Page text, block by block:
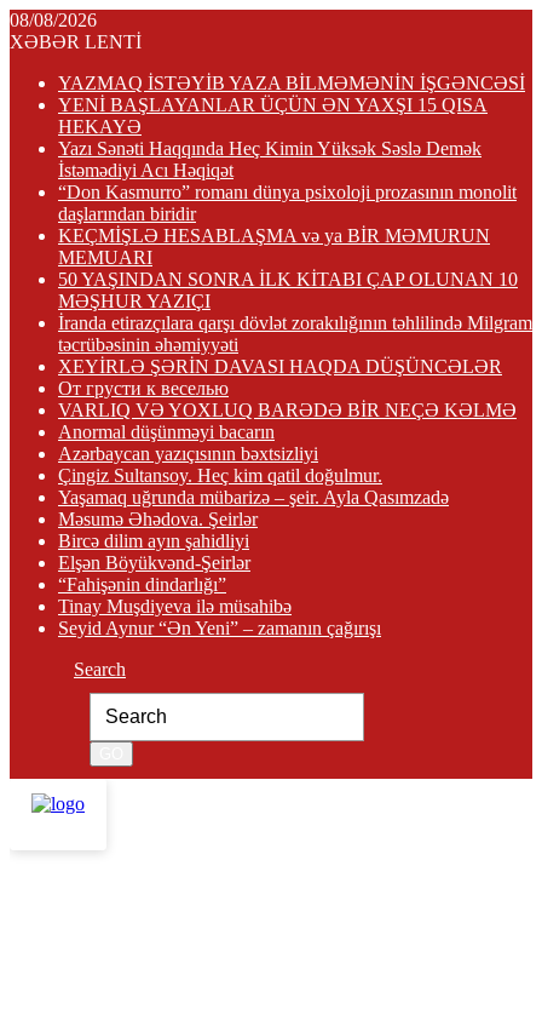
08/08/2026
XƏBƏR LENTİ
YAZMAQ İSTƏYİB YAZA BİLMƏMƏNİN İŞGƏNCƏSİ
YENİ BAŞLAYANLAR ÜÇÜN ƏN YAXŞI 15 QISA
HEKAYƏ
Yazı Sənəti Haqqında Heç Kimin Yüksək Səslə Demək
İstəmədiyi Acı Həqiqət
“Don Kasmurro” romanı dünya psixoloji prozasının monolit
daşlarından biridir
KEÇMİŞLƏ HESABLAŞMA və ya BİR MƏMURUN
MEMUARI
50 YAŞINDAN SONRA İLK KİTABI ÇAP OLUNAN 10
MƏŞHUR YAZIÇI
İranda etirazçılara qarşı dövlət zorakılığının təhlilində Milgram
təcrübəsinin əhəmiyyəti
XEYİRLƏ ŞƏRİN DAVASI HAQDA DÜŞÜNCƏLƏR
От грусти к веселью
VARLIQ VƏ YOXLUQ BARƏDƏ BİR NEÇƏ KƏLMƏ
Anormal düşünməyi bacarın
Azərbaycan yazıçısının bəxtsizliyi
Çingiz Sultansoy. Heç kim qatil doğulmur.
Yaşamaq uğrunda mübarizə – şeir. Ayla Qasımzadə
Məsumə Əhədova. Şeirlər
Bircə dilim ayın şahidliyi
Elşən Böyükvənd-Şeirlər
“Fahişənin dindarlığı”
Tinay Muşdiyeva ilə müsahibə
Seyid Aynur “Ən Yeni” – zamanın çağırışı
Search